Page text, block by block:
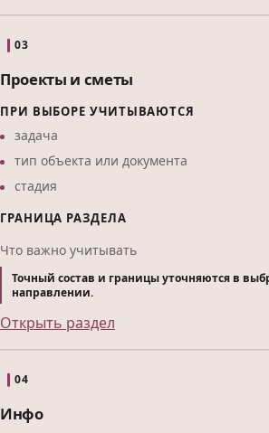
03
Проекты и сметы
ПРИ ВЫБОРЕ УЧИТЫВАЮТСЯ
задача
тип объекта или документа
стадия
ГРАНИЦА РАЗДЕЛА
Что важно учитывать
Точный состав и границы уточняются в
направлении.
Открыть раздел
04
Инфо